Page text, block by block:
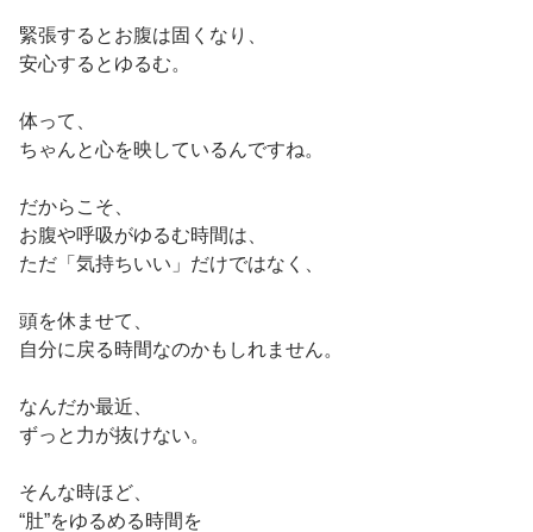
緊張するとお腹は固くなり、
安心するとゆるむ。
体って、
ちゃんと心を映しているんですね。
だからこそ、
お腹や呼吸がゆるむ時間は、
ただ「気持ちいい」だけではなく、
頭を休ませて、
自分に戻る時間なのかもしれません。
なんだか最近、
ずっと力が抜けない。
そんな時ほど、
“肚”をゆるめる時間を